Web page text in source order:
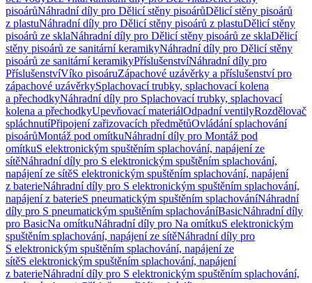
pisoárůNáhradní díly pro Dělicí stěny pisoárůDělicí stěny pisoárů
z plastuNáhradní díly pro Dělicí stěny pisoárů z plastuDělicí stěny
pisoárů ze sklaNáhradní díly pro Dělicí stěny pisoárů ze sklaDělicí
stěny pisoárů ze sanitární keramikyNáhradní díly pro Dělicí stěny
pisoárů ze sanitární keramikyPříslušenstvíNáhradní díly pro
PříslušenstvíVíko pisoáruZápachové uzávěrky a příslušenství pro
zápachové uzávěrkySplachovací trubky, splachovací kolena
a přechodkyNáhradní díly pro Splachovací trubky, splachovací
kolena a přechodkyUpevňovací materiálOdpadní ventilyRozdělovač
spláchnutíPřipojení zařizovacích předmětůOvládání splachování
pisoárůMontáž pod omítkuNáhradní díly pro Montáž pod
omítkuS elektronickým spuštěním splachování, napájení ze
sítěNáhradní díly pro S elektronickým spuštěním splachování,
napájení ze sítěS elektronickým spuštěním splachování, napájení
z baterieNáhradní díly pro S elektronickým spuštěním splachování,
napájení z baterieS pneumatickým spuštěním splachováníNáhradní
díly pro S pneumatickým spuštěním splachováníBasicNáhradní díly
pro BasicNa omítkuNáhradní díly pro Na omítkuS elektronickým
spuštěním splachování, napájení ze sítěNáhradní díly pro
S elektronickým spuštěním splachování, napájení ze
sítěS elektronickým spuštěním splachování, napájení
z baterieNáhradní díly pro S elektronickým spuštěním splachování,